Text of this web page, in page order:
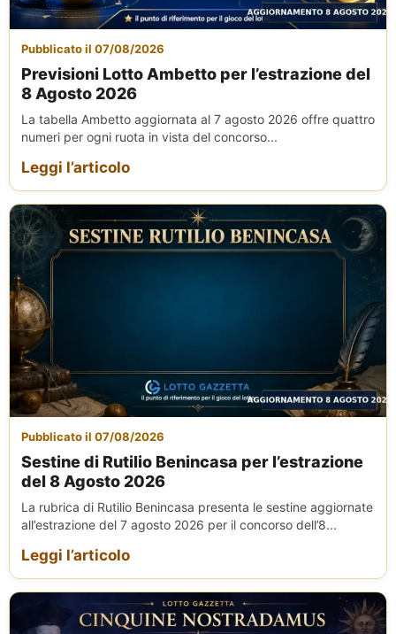
Pubblicato il 07/08/2026
Previsioni Lotto Ambetto per l’estrazione del
8 Agosto 2026
La tabella Ambetto aggiornata al 7 agosto 2026 offre quattro
numeri per ogni ruota in vista del concorso...
Leggi l’articolo
Pubblicato il 07/08/2026
Sestine di Rutilio Benincasa per l’estrazione
del 8 Agosto 2026
La rubrica di Rutilio Benincasa presenta le sestine aggiornate
all’estrazione del 7 agosto 2026 per il concorso dell’8...
Leggi l’articolo